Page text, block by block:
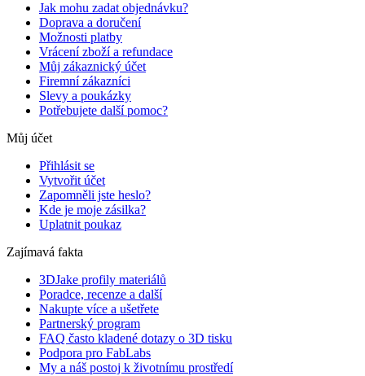
Jak mohu zadat objednávku?
Doprava a doručení
Možnosti platby
Vrácení zboží a refundace
Můj zákaznický účet
Firemní zákazníci
Slevy a poukázky
Potřebujete další pomoc?
Můj účet
Přihlásit se
Vytvořit účet
Zapomněli jste heslo?
Kde je moje zásilka?
Uplatnit poukaz
Zajímavá fakta
3DJake profily materiálů
Poradce, recenze a další
Nakupte více a ušetřete
Partnerský program
FAQ často kladené dotazy o 3D tisku
Podpora pro FabLabs
My a náš postoj k životnímu prostředí